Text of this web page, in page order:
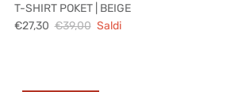
T-SHIRT POKET | BEIGE
€27,30 €39,00 Saldi